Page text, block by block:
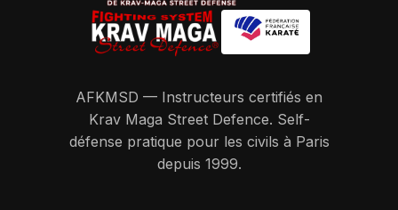
AFKMSD — Instructeurs certifiés en
Krav Maga Street Defence. Self-
défense pratique pour les civils à Paris
depuis 1999.